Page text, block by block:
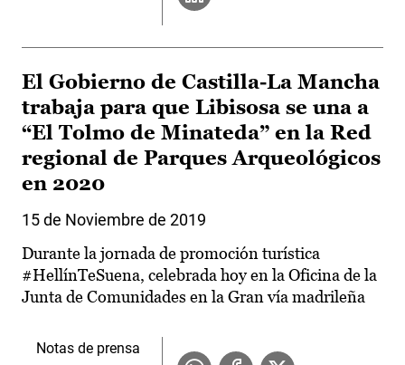
El Gobierno de Castilla-La Mancha
trabaja para que Libisosa se una a
“El Tolmo de Minateda” en la Red
regional de Parques Arqueológicos
en 2020
15 de Noviembre de 2019
Durante la jornada de promoción turística
#HellínTeSuena, celebrada hoy en la Oficina de la
Junta de Comunidades en la Gran vía madrileña
Notas de prensa